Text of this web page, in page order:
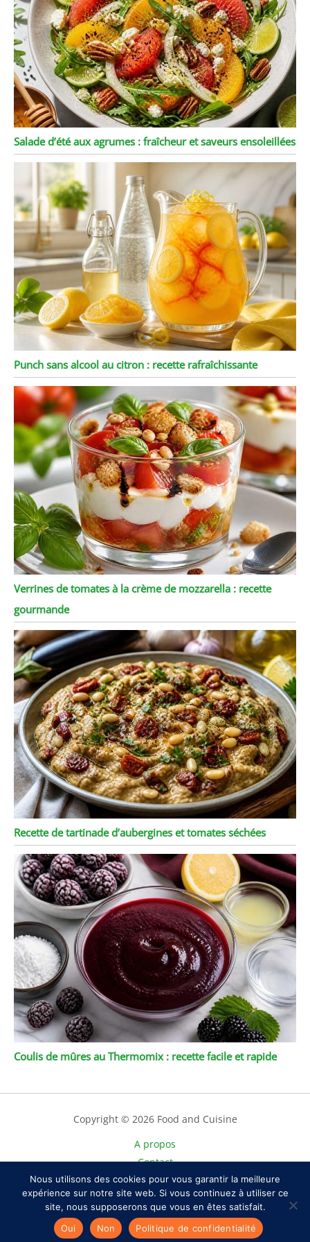
facile de retenir les
taches et les odeurs
après le nettoyage,
gardant la surface de la
plaque propre comme
neuve,ce qui le rend plus
sans soucis à utiliser.
Salade d’été aux agrumes : fraîcheur et saveurs ensoleillées
Punch sans alcool au citron : recette rafraîchissante
Verrines de tomates à la crème de mozzarella : recette
gourmande
Recette de tartinade d’aubergines et tomates séchées
Coulis de mûres au Thermomix : recette facile et rapide
Copyright © 2026 Food and Cuisine
A propos
Contact
Plan du site
Mentions légales
Politique de confidentialité
Nous utilisons des cookies pour vous garantir la meilleure
expérience sur notre site web. Si vous continuez à utiliser ce
site, nous supposerons que vous en êtes satisfait.
Oui
Non Politique de confidentialité